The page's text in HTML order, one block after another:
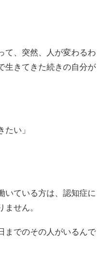
て、突然、人が変わるわ
生きてきた続きの自分が
たい」
いている方は、認知症に
せん。
までのその人がいるんで